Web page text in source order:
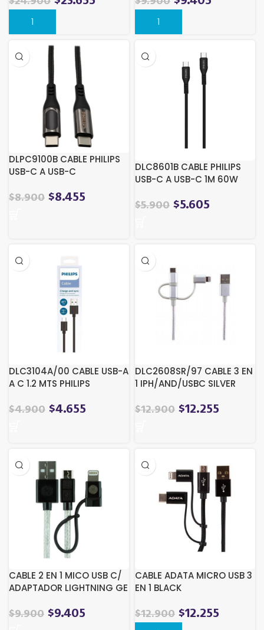
DLPC9100B CABLE PHILIPS
USB-C A USB-C
$8.900 $8.455
DLC8601B CABLE PHILIPS
USB-C A USB-C 1M 60W
$5.900 $5.605
DLC3104A/00 CABLE USB-A
A C 1.2 MTS PHILIPS
$4.900 $4.655
DLC2608SR/97 CABLE 3 EN
1 IPH/AND/USBC SILVER
$12.900 $12.255
CABLE 2 EN 1 MICO USB C/
ADAPTADOR LIGHTNING GE
$9.900 $9.405
CABLE ADATA MICRO USB 3
EN 1 BLACK
$12.900 $12.255